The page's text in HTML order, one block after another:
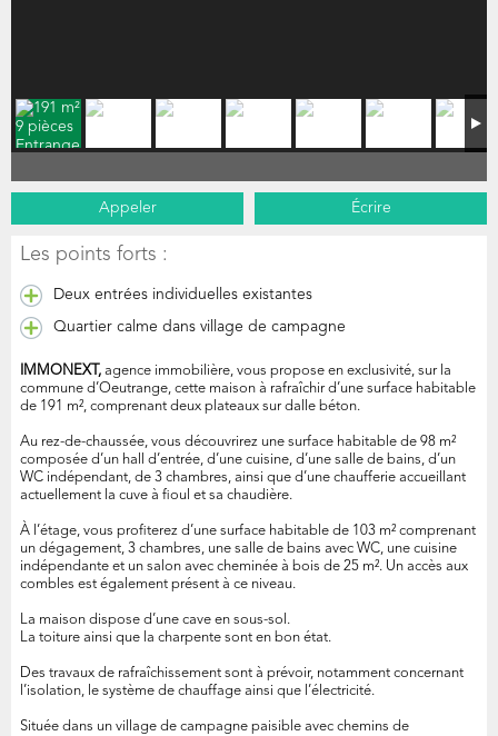
Appeler Écrire
Les points forts :
Deux entrées individuelles existantes
Quartier calme dans village de campagne
IMMONEXT, agence immobilière, vous propose en exclusivité, sur la
commune d’Oeutrange, cette maison à rafraîchir d’une surface habitable
de 191 m², comprenant deux plateaux sur dalle béton.
Au rez-de-chaussée, vous découvrirez une surface habitable de 98 m²
composée d’un hall d’entrée, d’une cuisine, d’une salle de bains, d’un
WC indépendant, de 3 chambres, ainsi que d’une chaufferie accueillant
actuellement la cuve à fioul et sa chaudière.
À l’étage, vous profiterez d’une surface habitable de 103 m² comprenant
un dégagement, 3 chambres, une salle de bains avec WC, une cuisine
indépendante et un salon avec cheminée à bois de 25 m². Un accès aux
combles est également présent à ce niveau.
La maison dispose d’une cave en sous-sol.
La toiture ainsi que la charpente sont en bon état.
Des travaux de rafraîchissement sont à prévoir, notamment concernant
l’isolation, le système de chauffage ainsi que l’électricité.
Située dans un village de campagne paisible avec chemins de